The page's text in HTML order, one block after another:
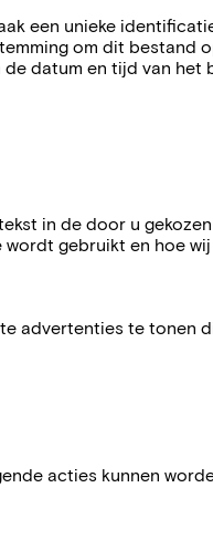
een unieke
om dit bestand
datum en tijd van
in de door u
gebruikt en hoe
advertenties te tonen
acties kunnen